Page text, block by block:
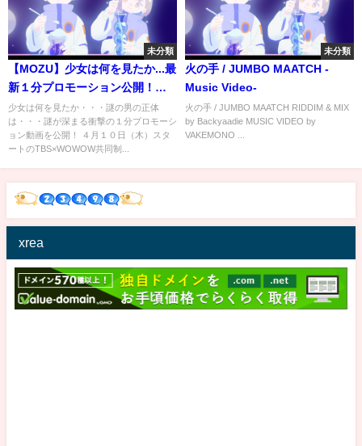
未分類
【MOZU】少女は何を見たか...最
新１分プロモーション公開！
TBS×WOWOW共同制作ドラマ
「MOZU」 #MOZU
少女は何を見たか・・・謎の男の正体
は・・・謎が深まる衝撃の１分プロモーシ
ョン動画を公開！ ４月１０日（木）スタ
ートのTBS×WOWOW共同制...
未分類
火の手 / JUMBO MAATCH -
Music Video-
火の手 / JUMBO MAATCH RIDDIM & MIX
by Backyaadie MUSIC VIDEO by
VAKEMONO ...
xrea